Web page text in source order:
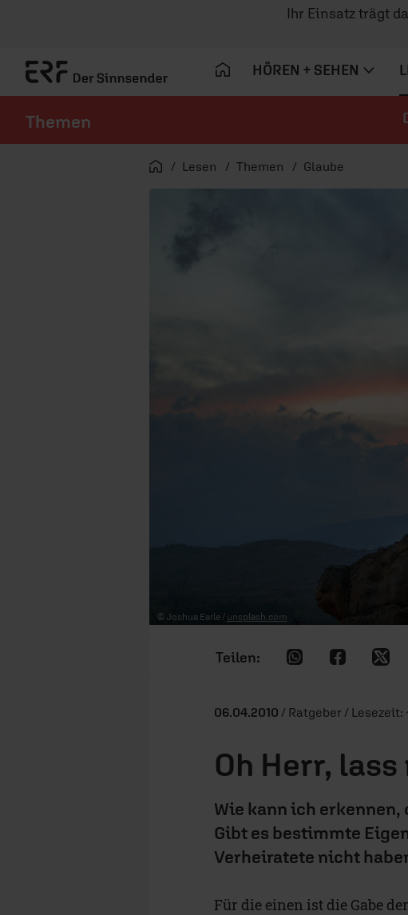
Ihr Einsatz trägt
HÖREN + SEHEN
Themen
Startseite
Lesen Themen Glaube
© Joshua Earle / unsplash.com
06.04.2010 / Ratgeber / Lesezeit:
Oh Herr,
Wie kann ich erkennen,
Gibt es bestimmte
Verheiratete nicht
Für die einen ist die Gabe